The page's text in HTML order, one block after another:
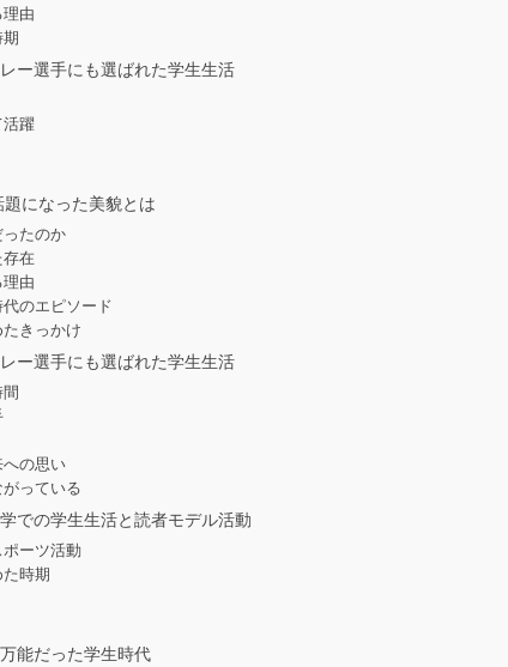
由
ー選手にも選ばれた学生生活
活躍
になった美貌とは
たのか
存在
由
のエピソード
きっかけ
ー選手にも選ばれた学生生活
の思い
っている
での学生生活と読者モデル活動
ーツ活動
時期
能だった学生時代